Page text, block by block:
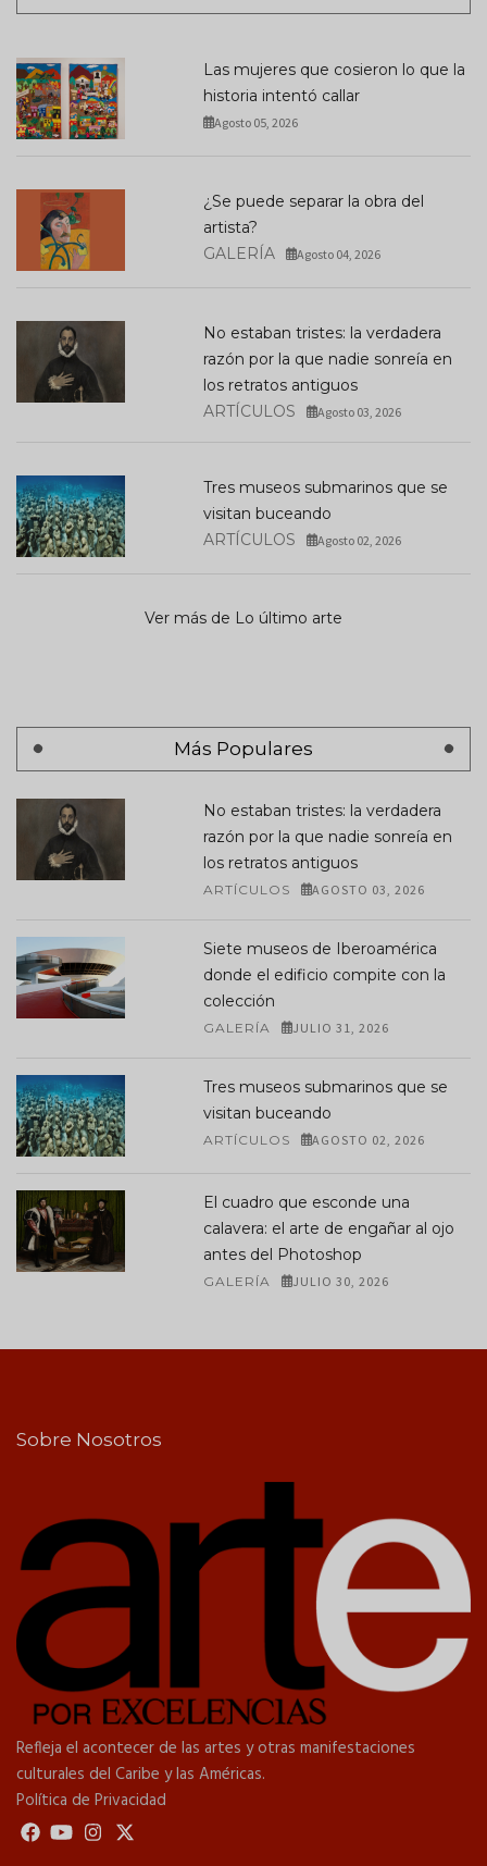
Las mujeres que cosieron lo que la
historia intentó callar
Agosto 05, 2026
¿Se puede separar la obra del
artista?
GALERÍA
Agosto 04, 2026
No estaban tristes: la verdadera
razón por la que nadie sonreía en
los retratos antiguos
ARTÍCULOS
Agosto 03, 2026
Tres museos submarinos que se
visitan buceando
ARTÍCULOS
Agosto 02, 2026
Ver más de Lo último arte
Más Populares
No estaban tristes: la verdadera
razón por la que nadie sonreía en
los retratos antiguos
ARTÍCULOS AGOSTO 03, 2026
Siete museos de Iberoamérica
donde el edificio compite con la
colección
GALERÍA JULIO 31, 2026
Tres museos submarinos que se
visitan buceando
ARTÍCULOS AGOSTO 02, 2026
El cuadro que esconde una
calavera: el arte de engañar al ojo
antes del Photoshop
GALERÍA JULIO 30, 2026
Sobre Nosotros
Refleja el acontecer de las artes y otras manifestaciones
culturales del Caribe y las Américas.
Política de Privacidad